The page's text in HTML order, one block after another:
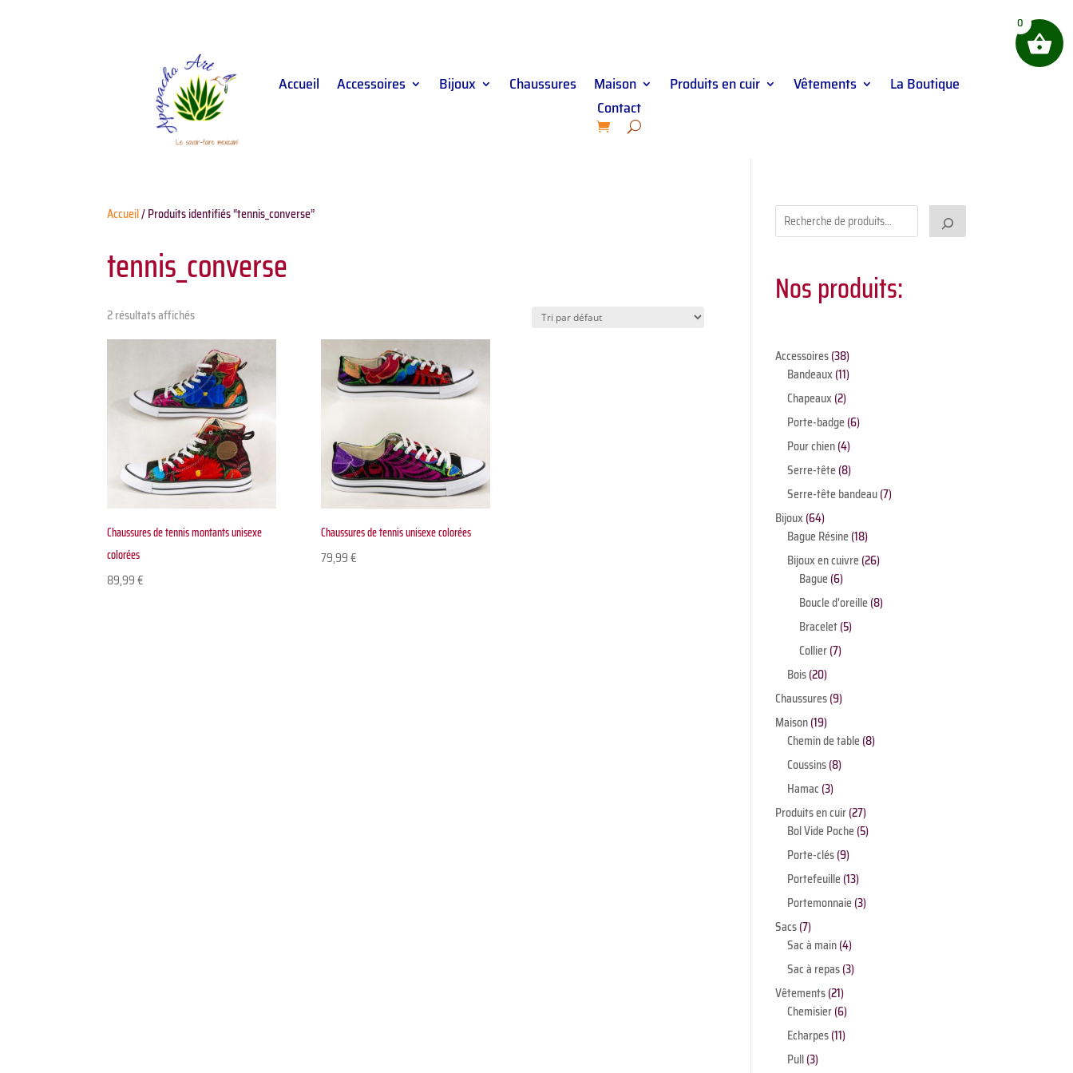
Accueil Accessoires Bijoux Chaussures Maison Produits en cuir Vêtements
La Boutique
Contact
Accueil/ Produits identifiés “tennis_converse”
tennis_converse
2 résultats affichés
Chaussures de tennis montants unisexe
colorées
89,99€
Chaussures de tennis unisexe colorées
79,99€
Nos produits:
Accessoires 3838
produits
Bandeaux 1111
produits
Chapeaux 22
produits
Porte-badge 66
Pour chien 44
produits
Serre-tête 88
produits
Serre-tête bandeau 77
Bijoux 6464
produits
Bague Résine 1818
produits
Bijoux en cuivre 2626
Bague 66
produits
Boucle d'oreille 88
Bracelet 55
Collier 77
Bois 2020
produits
Chaussures 99
Maison 1919
produits
Chemin de table 88
Coussins 88
Hamac 33
produits
Produits en cuir 2727
produits
Bol Vide Poche 55
Porte-clés 99
produits
Portefeuille 1313
produits
Portemonnaie 33
Sacs 77
produits
Sac à main 44
produits
Sac à repas 33
Vêtements 2121
produits
Chemisier 66
produits
Echarpes 1111
Pull 33
0